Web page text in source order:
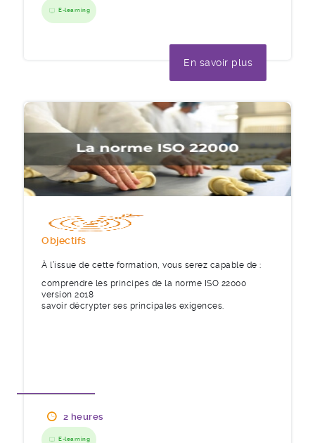
E-learning
En savoir plus
Objectifs
À l’issue de cette formation, vous serez capable de :
comprendre les principes de la norme ISO 22000
version 2018
savoir décrypter ses principales exigences.
2 heures
E-learning